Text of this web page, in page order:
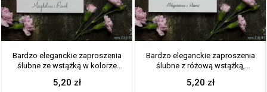
Bardzo eleganckie zaproszenia
ślubne ze wstążką w kolorze
ozdobnym z motywem
5,20 zł
Bardzo eleganckie zaproszenia
ślubne z różową wstążką,
cyrkonią i wklejanym wnętrzem.
5,20 zł